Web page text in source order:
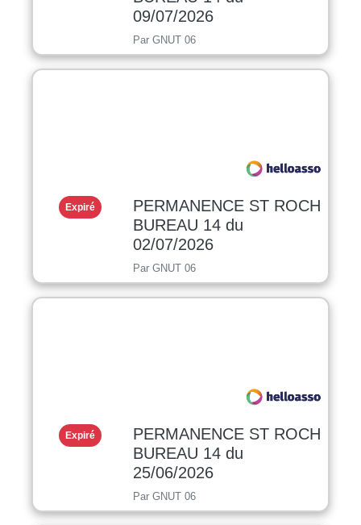
09/07/2026
Par GNUT 06
Expiré
PERMANENCE ST ROCH
BUREAU 14 du
02/07/2026
Par GNUT 06
Expiré
PERMANENCE ST ROCH
BUREAU 14 du
25/06/2026
Par GNUT 06